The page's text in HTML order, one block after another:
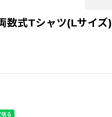
式Tシャツ(Lサイズ)